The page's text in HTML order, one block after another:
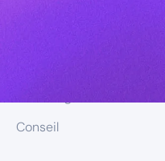
Conseil